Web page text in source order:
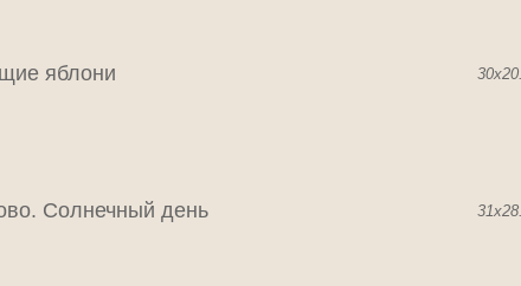
яблони
Солнечный день